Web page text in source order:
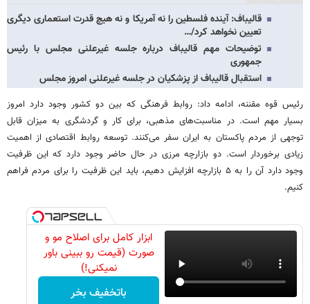
قالیباف: آینده فلسطین را نه آمریکا و نه هیچ قدرت استعماری دیگری
تعیین نخواهد کرد/…
توضیحات مهم قالیباف درباره جلسه غیرعلنی مجلس با رئیس
جمهوری
استقبال قالیباف از پزشکیان در جلسه غیرعلنی امروز مجلس
رئیس قوه مقننه، ادامه داد: روابط فرهنگی که بین دو کشور وجود دارد امروز
بسیار مهم است. در مناسبت‌های مذهبی، برای کار و گردشگری به میزان قابل
توجهی از مردم پاکستان به ایران سفر می‌کنند. توسعه روابط اقتصادی از اهمیت
زیادی برخوردار است. دو بازارچه مرزی در حال حاضر وجود دارد که این ظرفیت
وجود دارد آن را به ۵ بازارچه افزایش دهیم، باید این ظرفیت را برای مردم فراهم
کنیم.
ابزار کامل برای اصلاح مو و
صورت (قیمت رو ببینی باور
نمیکنی!)
باتخفیف بخر